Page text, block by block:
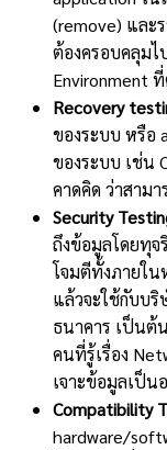
(remove) และ
ต้องครอบคลุมไ
Environment
Recovery
ของระบบ หรือ
ของระบบ เช่น
คาดคิด ว่าสาม
Security
ถึงข้อมูลโดยทุจ
โจมตีทั้งภายใ
แล้วจะใช้กับบ
ธนาคาร เป็นต้
คนที่รู้เรื่อง
เจาะข้อมูลเป็น
Compatibility
hardware/